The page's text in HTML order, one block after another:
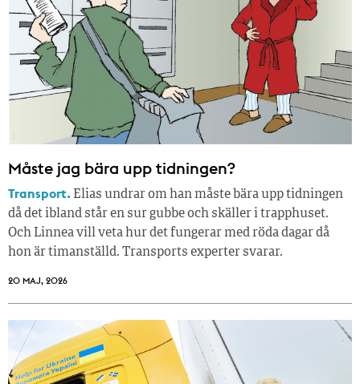
Måste jag bära upp tidningen?
Transport. Elias undrar om han måste bära upp tidningen
då det ibland står en sur gubbe och skäller i trapphuset.
Och Linnea vill veta hur det fungerar med röda dagar då
hon är timanställd. Transports experter svarar.
20 MAJ, 2026